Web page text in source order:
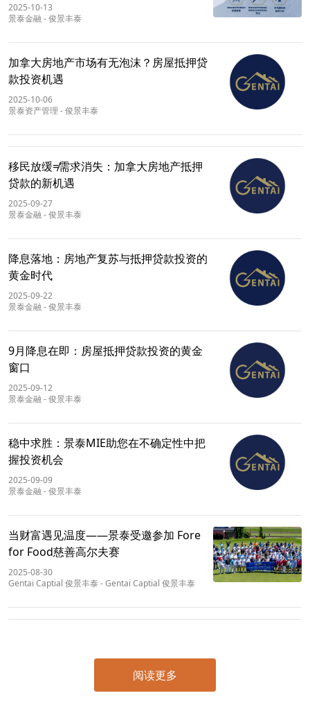
2025-10-13
景泰金融 -俊景丰泰
加拿大房地产市场有无泡沫？房屋抵押贷
款投资机遇
2025-10-06
景泰资产管理 -俊景丰泰
移民放缓≠需求消失：加拿大房地产抵押
贷款的新机遇
2025-09-27
景泰金融 -俊景丰泰
降息落地：房地产复苏与抵押贷款投资的
黄金时代
2025-09-22
景泰金融 -俊景丰泰
9月降息在即：房屋抵押贷款投资的黄金
窗口
2025-09-12
景泰金融 -俊景丰泰
稳中求胜：景泰MIE助您在不确定性中把
握投资机会
2025-09-09
景泰金融 -俊景丰泰
当财富遇见温度——景泰受邀参加 Fore
for Food慈善高尔夫赛
2025-08-30
Gentai Captial 俊景丰泰-Gentai Captial 俊景丰泰
阅读更多